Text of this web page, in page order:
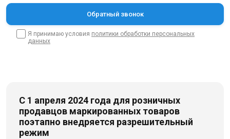
Я принимаю условия политики обработки персональных
данных
С 1 апреля 2024 года для розничных
продавцов маркированных товаров
поэтапно внедряется разрешительный
режим